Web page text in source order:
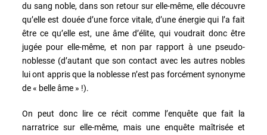
du sang noble, dans son retour sur elle-même, elle découvre
qu’elle est douée d’une force vitale, d’une énergie qui l’a fait
être ce qu’elle est, une âme d’élite, qui voudrait donc être
jugée pour elle-même, et non par rapport à une pseudo-
noblesse (d’autant que son contact avec les autres nobles
lui ont appris que la noblesse n’est pas forcément synonyme
de « belle âme » !).
On peut donc lire ce récit comme l’enquête que fait la
narratrice sur elle-même, mais une enquête maîtrisée et